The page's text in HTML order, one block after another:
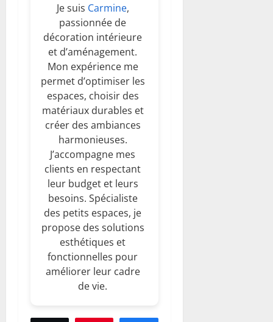
Je suis Carmine,
passionnée de
décoration intérieure
et d’aménagement.
Mon expérience me
permet d’optimiser les
espaces, choisir des
matériaux durables et
créer des ambiances
harmonieuses.
J’accompagne mes
clients en respectant
leur budget et leurs
besoins. Spécialiste
des petits espaces, je
propose des solutions
esthétiques et
fonctionnelles pour
améliorer leur cadre
de vie.